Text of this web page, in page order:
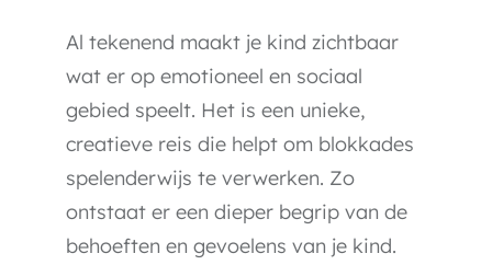
Al tekenend maakt je kind zichtbaar
wat er op emotioneel en sociaal
gebied speelt. Het is een unieke,
creatieve reis die helpt om blokkades
spelenderwijs te verwerken. Zo
ontstaat er een dieper begrip van de
behoeften en gevoelens van je kind.